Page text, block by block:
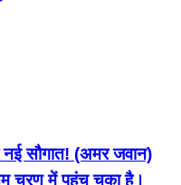
सौगात! (अमर जवान)
चरण में पहुंच चुका है।